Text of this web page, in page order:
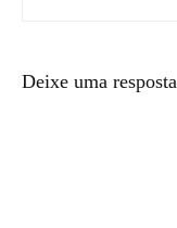
Deixe uma resposta